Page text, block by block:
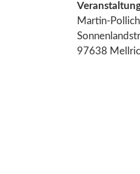
Martin-
97638